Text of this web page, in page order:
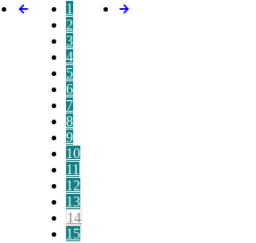
1
2
3
4
5
6
7
8
9
10
11
12
13
14
15